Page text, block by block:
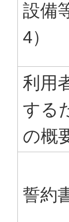
設備
4）
利用
する
の概
誓約